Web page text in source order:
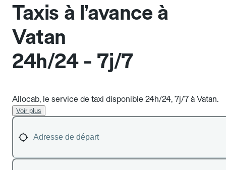
Taxis à l’avance à
Vatan
24h/24 - 7j/7
Allocab, le service de taxi disponible 24h/24, 7j/7 à Vatan.
Voir plus